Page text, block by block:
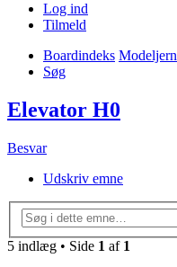
Log ind
Tilmeld
Boardindeks
Søg
Elevator H0
Besvar
Udskriv emne
5 indlæg • Side 1 af 1